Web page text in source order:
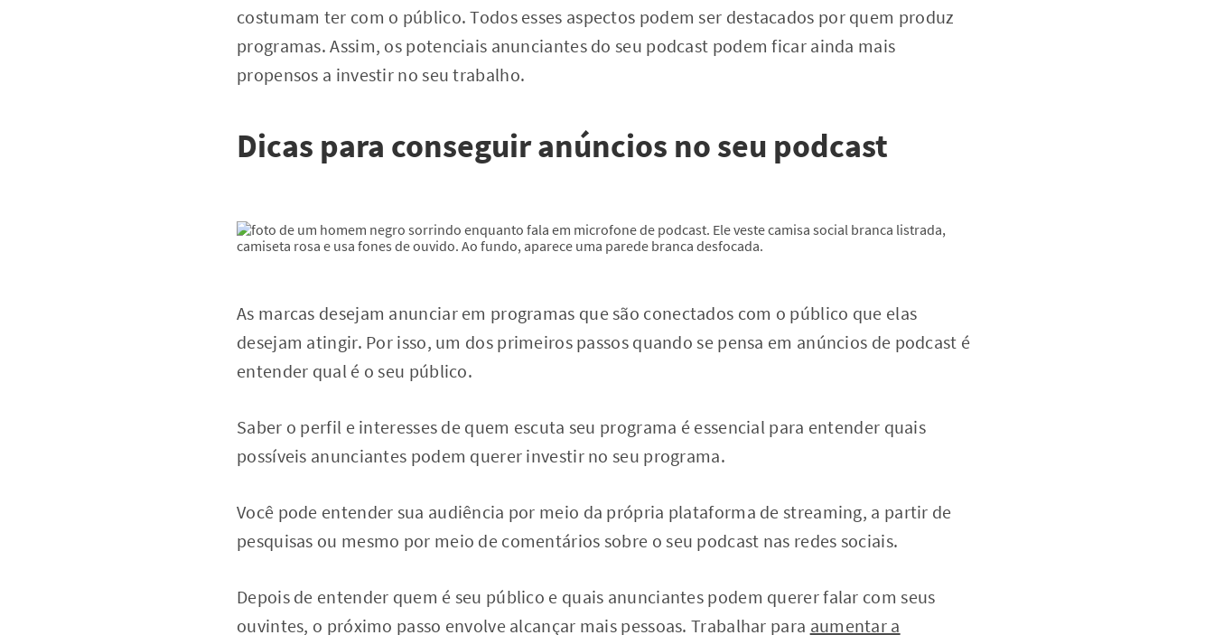
costumam ter com o público. Todos esses aspectos podem ser destacados por quem produz
programas. Assim, os potenciais anunciantes do seu podcast podem ficar ainda mais
propensos a investir no seu trabalho.
Dicas para conseguir anúncios no seu podcast
As marcas desejam anunciar em programas que são conectados com o público que elas
desejam atingir. Por isso, um dos primeiros passos quando se pensa em anúncios de podcast é
entender qual é o seu público.
Saber o perfil e interesses de quem escuta seu programa é essencial para entender quais
possíveis anunciantes podem querer investir no seu programa.
Você pode entender sua audiência por meio da própria plataforma de streaming, a partir de
pesquisas ou mesmo por meio de comentários sobre o seu podcast nas redes sociais.
Depois de entender quem é seu público e quais anunciantes podem querer falar com seus
ouvintes, o próximo passo envolve alcançar mais pessoas. Trabalhar para aumentar a